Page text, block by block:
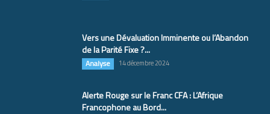
Vers une Dévaluation Imminente ou l’Abandon
de la Parité Fixe ?...
Analyse 14 décembre 2024
Alerte Rouge sur le Franc CFA : L’Afrique
Francophone au Bord...